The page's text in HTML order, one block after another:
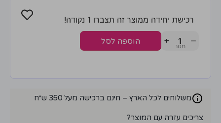
רכישת יחידה ממוצר זה תצברו 1 נקודה!
−
+ הוספה לסל
משלוחים לכל הארץ – חינם ברכישה מעל 350 ש״ח
צריכים עזרה עם המוצר?